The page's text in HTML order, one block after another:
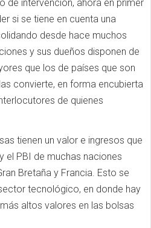
de intervención, ahora en primer
si se tiene en cuenta una
desde hace muchos
y sus dueños disponen de
que los de países que son
convierte, en forma encubierta
de quienes
tienen un valor e ingresos que
el PBI de muchas naciones
Bretaña y Francia. Esto se
tecnológico, en donde hay
altos valores en las bolsas